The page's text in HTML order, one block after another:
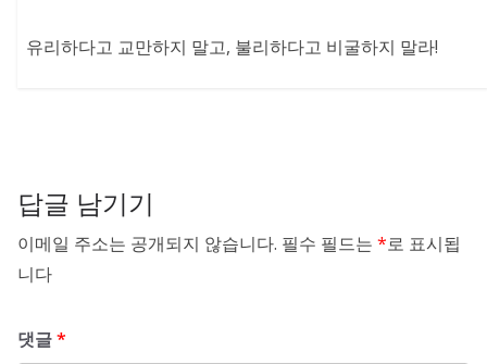
유리하다고 교만하지 말고, 불리하다고 비굴하지 말라!
답글 남기기
이메일 주소는 공개되지 않습니다. 필수 필드는 *로 표시됩
니다
댓글*